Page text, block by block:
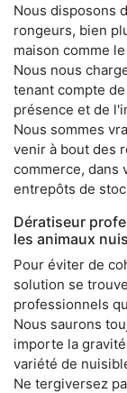
Nous disposons
rongeurs, bien
maison comme
Nous nous
tenant compte
présence et de
Nous sommes
venir à bout des
commerce, dans
entrepôts de
Dératiseur
les animaux
Pour éviter de
solution se
professionnels
Nous saurons
importe la
variété de
Ne tergiversez